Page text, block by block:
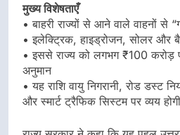
मुख्य विशेषताएँ
• बाहरी राज्यों से आने वाले वाहनों से
• इलेक्ट्रिक, हाइड्रोजन, सोलर और
• इससे राज्य को लगभग ₹100 करोड़
अनुमान
• यह राशि वायु निगरानी, रोड डस्ट
और स्मार्ट ट्रैफिक सिस्टम पर व्यय होगी